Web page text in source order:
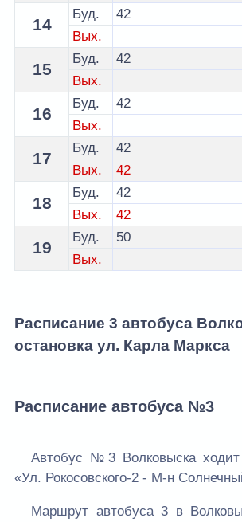
14
Буд.
42
Вых.
15
Буд.
42
Вых.
16
Буд.
42
Вых.
17
Буд.
42
Вых.
42
18
Буд.
42
Вых.
42
19
Буд.
50
Вых.
Расписание 3 автобуса
остановка ул. Карла Маркса
Расписание автобуса №3
Автобус №3 Волковыска ходит
«Ул. Рокосовского-2 - М-н
Маршрут автобуса 3 в